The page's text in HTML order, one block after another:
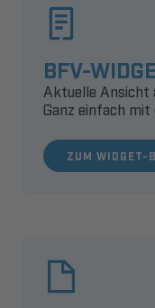
BFV-
Aktuelle Ansicht
Ganz einfach mit
ZUM WIDGET-